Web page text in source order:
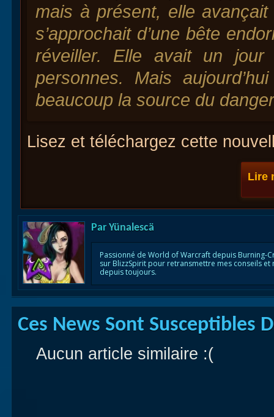
mais à présent, elle
s’approchait d’une bête
réveiller. Elle avait un
personnes. Mais
beaucoup la source du
Lisez et téléchargez cette
Lire
Par Yünalescä
Passionné de World of Warcraft depuis Burning-
sur BlizzSpirit pour retransmettre mes conseils
depuis toujours.
Ces News Sont Susceptibles
Aucun article similaire :(